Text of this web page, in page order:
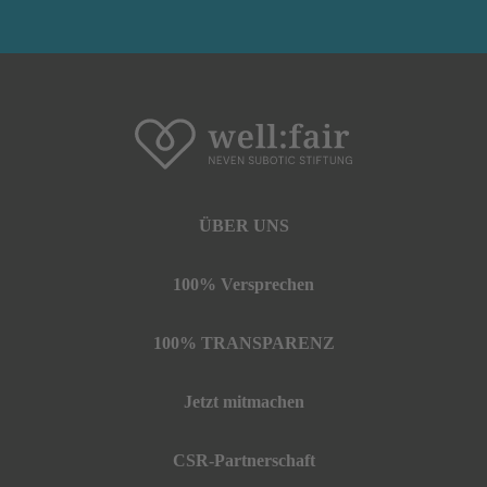
ÜBER UNS
100% Versprechen
100% TRANSPARENZ
Jetzt mitmachen
CSR-Partnerschaft